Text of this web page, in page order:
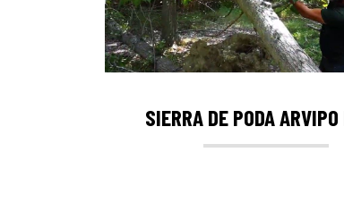
SIERRA DE PODA